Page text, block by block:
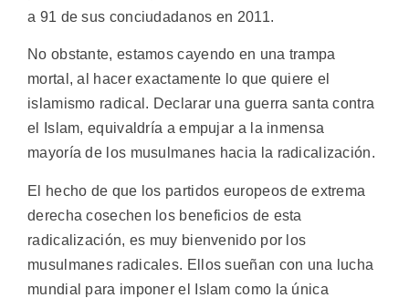
a 91 de sus conciudadanos en 2011.
No obstante, estamos cayendo en una trampa
mortal, al hacer exactamente lo que quiere el
islamismo radical. Declarar una guerra santa contra
el Islam, equivaldría a empujar a la inmensa
mayoría de los musulmanes hacia la radicalización.
El hecho de que los partidos europeos de extrema
derecha cosechen los beneficios de esta
radicalización, es muy bienvenido por los
musulmanes radicales. Ellos sueñan con una lucha
mundial para imponer el Islam como la única